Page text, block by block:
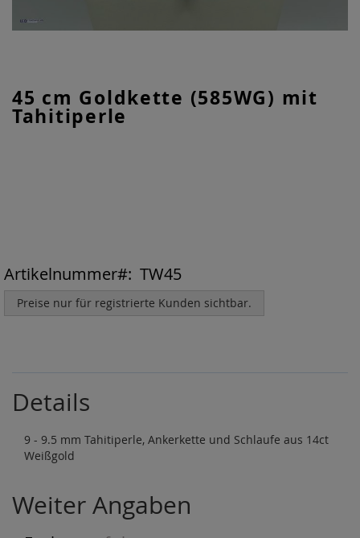
45 cm Goldkette (585WG) mit
Tahitiperle
Preise nur für registrierte Kunden sichtbar.
Artikelnummer TW45
Anfang
der
Bildgalerie
Details
9 - 9.5 mm Tahitiperle, Ankerkette und Schlaufe aus 14ct
Weißgold
Weiter Angaben